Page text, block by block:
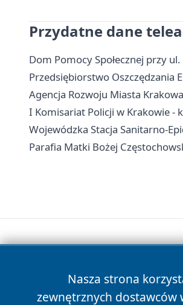
Przydatne dane
Dom Pomocy Społecznej przy
Przedsiębiorstwo Oszczędzania
Agencja Rozwoju Miasta
I Komisariat Policji w Krakowie -
Wojewódzka Stacja Sanitarno-
Parafia Matki Bożej
Nasza strona
zewnętrznych dostawców